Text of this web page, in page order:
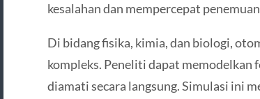
kesalahan dan mempercepat
Di bidang fisika, kimia, dan biologi,
kompleks. Peneliti dapat memodelkan
diamati secara langsung. Simulasi ini